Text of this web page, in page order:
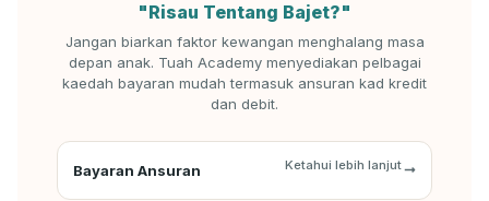
"Risau Tentang Bajet?"
Jangan biarkan faktor kewangan menghalang masa
depan anak. Tuah Academy menyediakan pelbagai
kaedah bayaran mudah termasuk ansuran kad kredit
dan debit.
Bayaran Ansuran Ketahui lebih lanjut